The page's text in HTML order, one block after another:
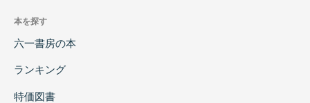
本を探す
六一書房の本
ランキング
特価図書